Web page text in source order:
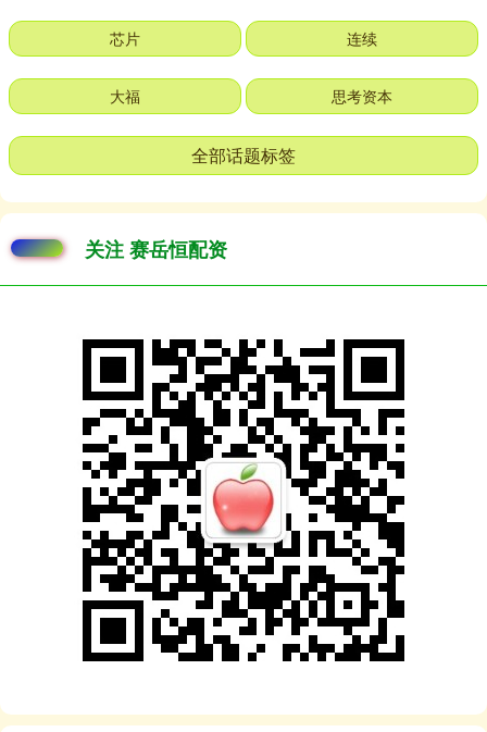
芯片 连续
大福 思考资本
全部话题标签
关注 赛岳恒配资